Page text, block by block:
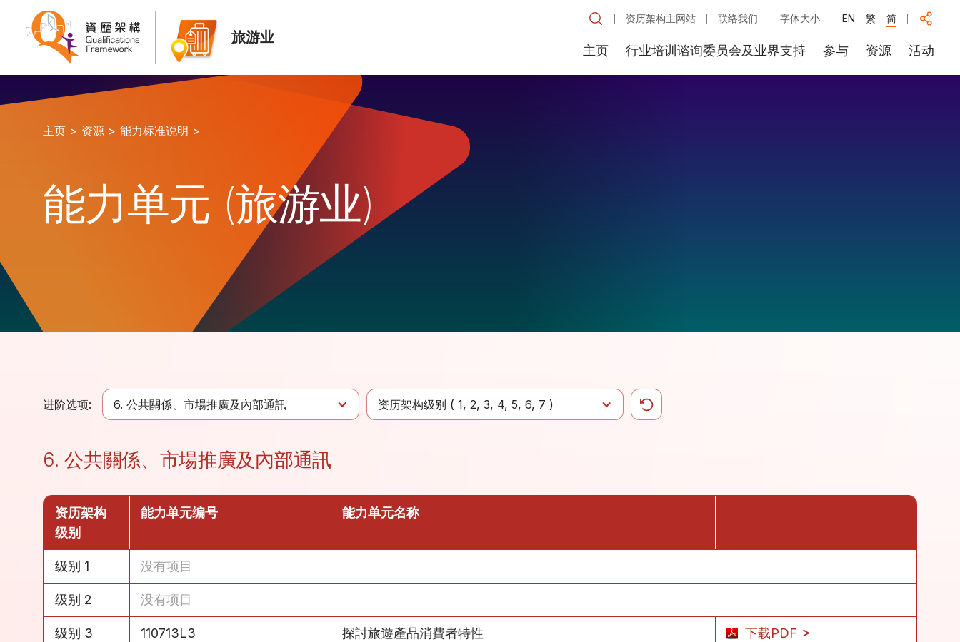
旅游业
资历架构主网站 联络我们 字体大小 EN 繁 简
主页 行业培训谘询委员会及业界支持 参与 资源 活动
主页 > 资源 > 能力标准说明 >
能力单元 (旅游业)
进阶选项: 6. 公共關係、市場推廣及內部通訊 资历架构级别 ( 1 2 3 4 5 6 7 )
6. 公共關係、市場推廣及內部通訊
资历架构
级别
能力单元编号 能力单元名称
级别 1 没有项目
级别 2 没有项目
级别 3 110713L3 探討旅遊產品消費者特性 下载PDF